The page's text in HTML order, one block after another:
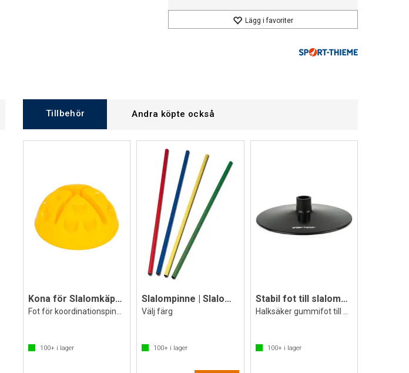
Lägg i favoriter
Tillbehör Andra köpte också
Kona för Slalomkäppar Rockringar
100+ i lager
Slalompinne | Slalomkäpp 100 cm
Välj färg
100+ i lager
Stabil fot till slalompinnar 0,75 kg
100+i lager